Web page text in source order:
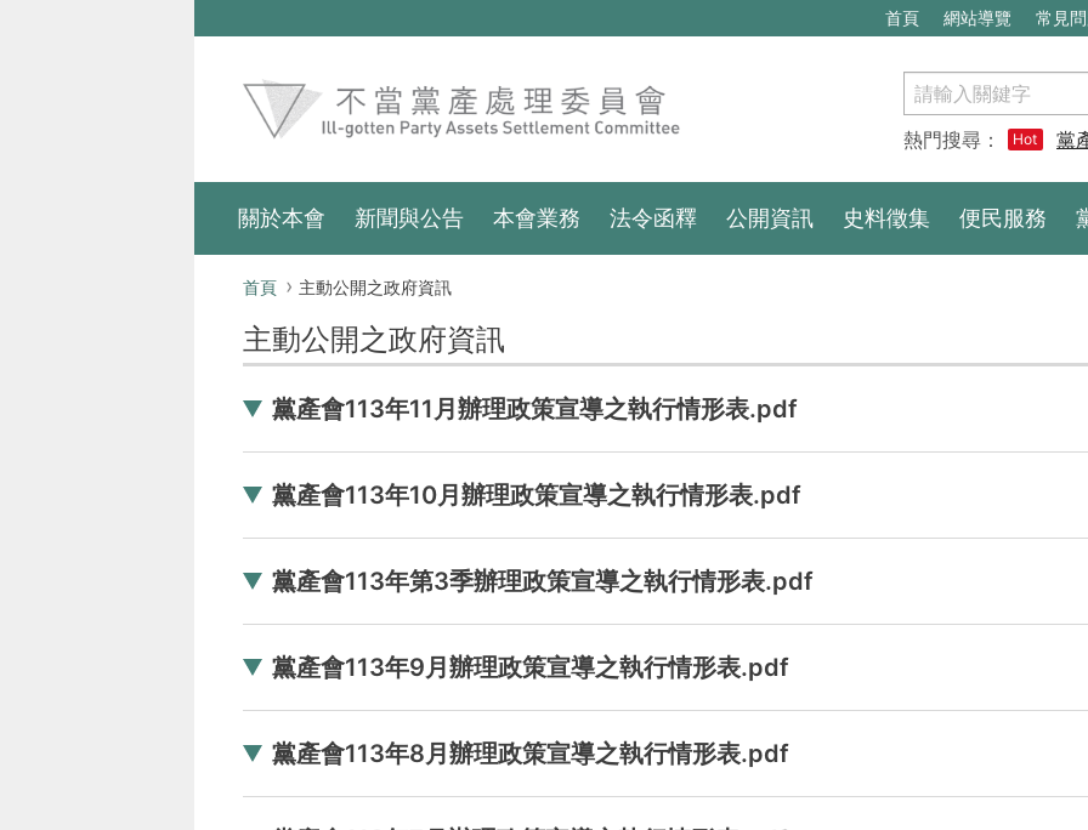
首頁 網站導覽 常見
搜
尋
熱門搜尋：
Hot 黨
關於本會 新聞與公告 本會業務 法令函釋 公開資訊 史料徵集 便民服務
首頁 主動公開之政府資訊
主動公開之政府資訊
黨產會113年11月辦理政策宣導之執行情形表.pdf
黨產會113年10月辦理政策宣導之執行情形表.pdf
黨產會113年第3季辦理政策宣導之執行情形表.pdf
黨產會113年9月辦理政策宣導之執行情形表.pdf
黨產會113年8月辦理政策宣導之執行情形表.pdf